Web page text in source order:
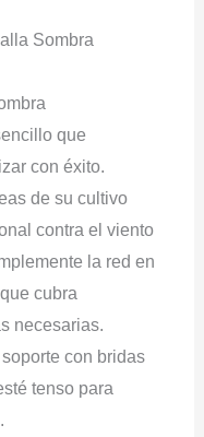
Sombra
que
con éxito.
de su cultivo
contra el viento
la red en
cubra
necesarias.
con bridas
tenso para